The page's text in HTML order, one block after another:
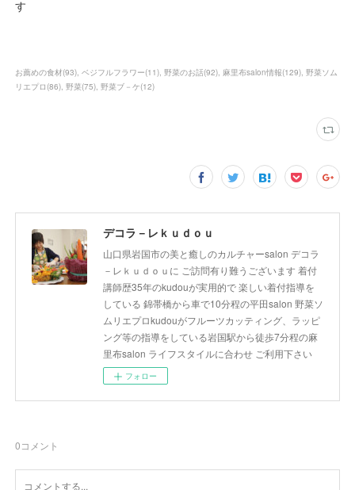
す
お薦めの食材(93) ベジフルフラワー(11) 野菜のお話(92) 麻里布salon情報(129) 野菜ソム
リエプロ (86) 野菜(75) 野菜ブ－ケ(12)
デコラ－レｋｕｄｏｕ
山口県岩国市の美と癒しのカルチャーsalon デコラ
－レｋｕｄｏｕに ご訪問有り難うございます 着付
講師歴35年のkudouが実用的で 楽しい着付指導を
している 錦帯橋から車で10分程の平田salon 野菜ソ
ムリエプロkudouがフルーツカッティング、ラッピ
ング等の指導をしている岩国駅から徒歩7分程の麻
里布salon ライフスタイルに合わせ ご利用下さい
フォロー
0コメント